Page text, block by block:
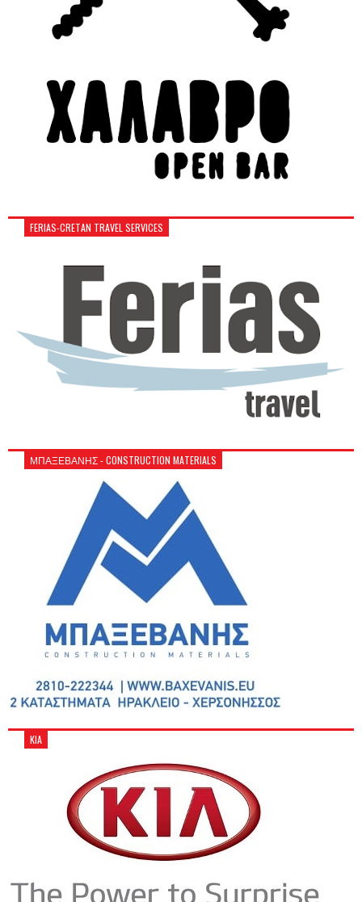
FERIAS-CRETAN TRAVEL SERVICES
ΜΠΑΞΕΒΑΝΗΣ - CONSTRUCTION MATERIALS
KIA